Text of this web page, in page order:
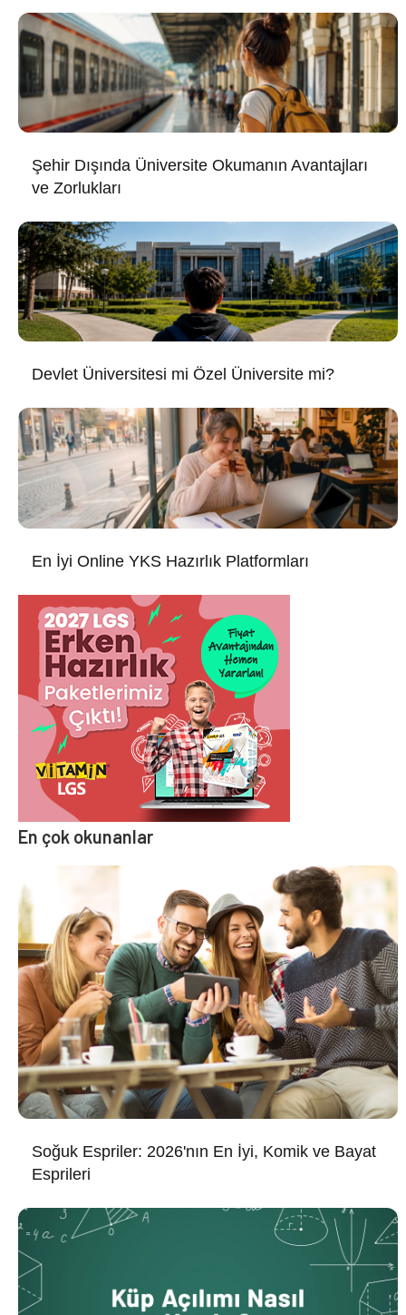
Şehir Dışında Üniversite Okumanın Avantajları
ve Zorlukları
Devlet Üniversitesi mi Özel Üniversite mi?
En İyi Online YKS Hazırlık Platformları
En çok okunanlar
Soğuk Espriler: 2026'nın En İyi, Komik ve Bayat
Esprileri